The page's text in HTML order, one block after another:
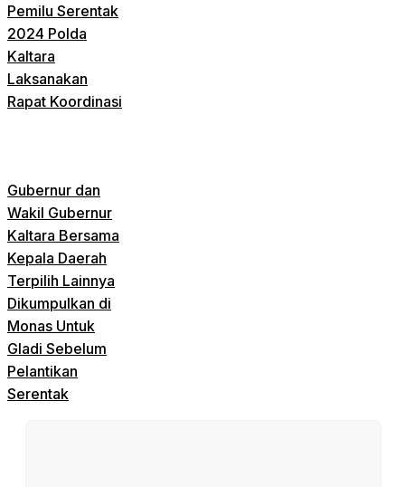
Pemilu Serentak
2024 Polda
Kaltara
Laksanakan
Rapat Koordinasi
Gubernur dan
Wakil Gubernur
Kaltara Bersama
Kepala Daerah
Terpilih Lainnya
Dikumpulkan di
Monas Untuk
Gladi Sebelum
Pelantikan
Serentak